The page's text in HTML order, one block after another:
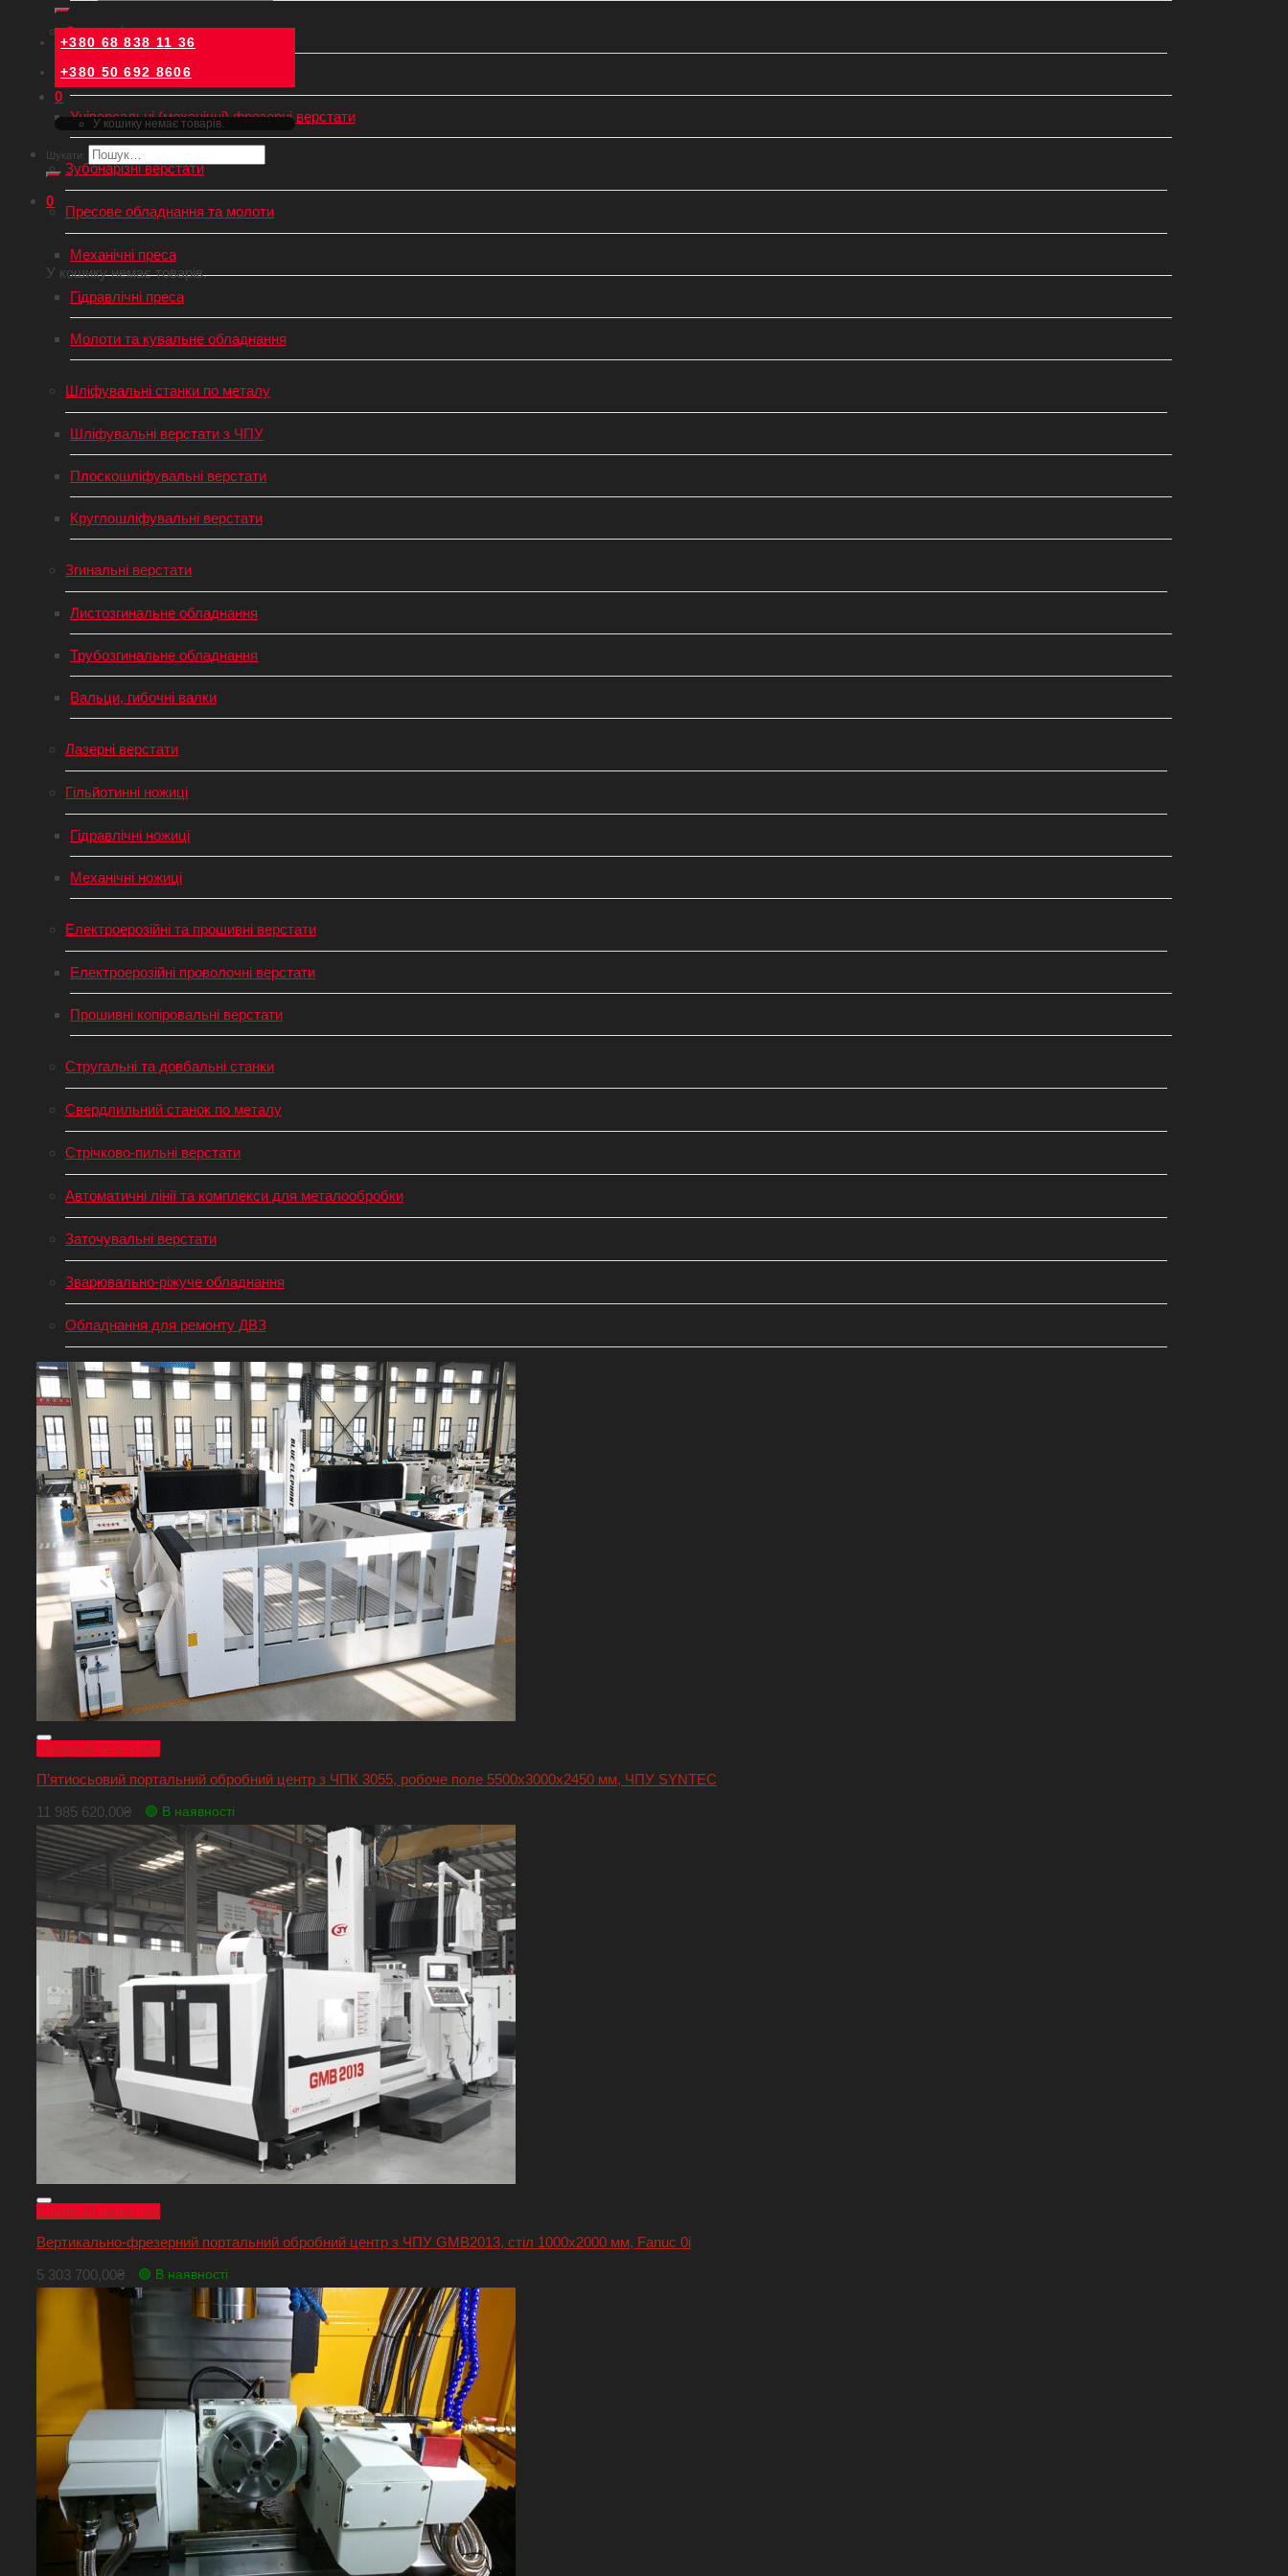
+380 68 838 11 36
+380 50 692 8606
0
У кошику немає товарів.
Шукати:
0
Кошик
У кошику немає товарів.
Фрезерні верстати
Фрезерні верстати з ЧПУ
Універсальні (механічні) фрезерні верстати
Зубонарізні верстати
Пресове обладнання та молоти
Механічні преса
Гідравлічні преса
Молоти та кувальне обладнання
Шліфувальні станки по металу
Шліфувальні верстати з ЧПУ
Плоскошліфувальні верстати
Круглошліфувальні верстати
Згинальні верстати
Листозгинальне обладнання
Трубозгинальне обладнання
Вальци, гибочні валки
Лазерні верстати
Гільйотинні ножиці
Гідравлічні ножиці
Механічні ножиці
Електроерозійні та прошивні верстати
Електроерозійні проволочні верстати
Прошивні копіровальні верстати
Стругальні та довбальні станки
Свердлильний станок по металу
Стрічково-пильні верстати
Автоматичні лінії та комплекси для металообробки
Заточувальні верстати
Зварювально-ріжуче обладнання
Обладнання для ремонту ДВЗ
Швидкий перегляд
П’ятиосьовий портальний обробний центр з ЧПК 3055, робоче поле 5500х3000х2450 мм, ЧПУ SYNTEC
11 985 620,00₴ 🟢 В наявності
Швидкий перегляд
Вертикально-фрезерний портальний обробний центр з ЧПУ GMB2013, стіл 1000х2000 мм, Fanuc 0i
5 303 700,00₴ 🟢 В наявності